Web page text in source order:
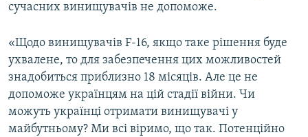
сучасних винищувачів не допоможе.
«Щодо винищувачів F-16, якщо таке рішення буде
ухвалене, то для забезпечення цих можливостей
знадобиться приблизно 18 місяців. Але це не
допоможе українцям на цій стадії війни. Чи
можуть українці отримати винищувачі у
майбутньому? Ми всі віримо, що так. Потенційно